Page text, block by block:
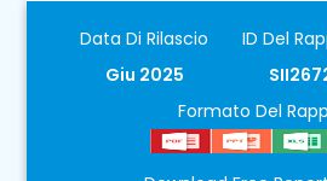
Data Di Rilascio
Giu 2025
ID Del
Formato Del